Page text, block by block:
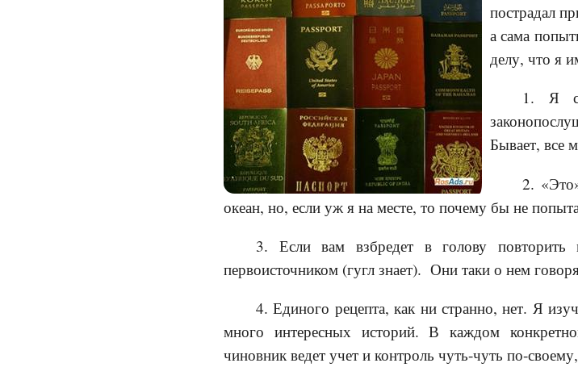
пострадал
а сама
делу, что я
1. Я
Бывает, все
2.
океан, но, если уж я на месте, то почему бы не
3. Если вам взбредет в голову повторить
первоисточником (гугл знает). Они таки о нем
4. Единого рецепта, как ни странно, нет. Я
много интересных историй. В каждом
чиновник ведет учет и контроль чуть-чуть по-